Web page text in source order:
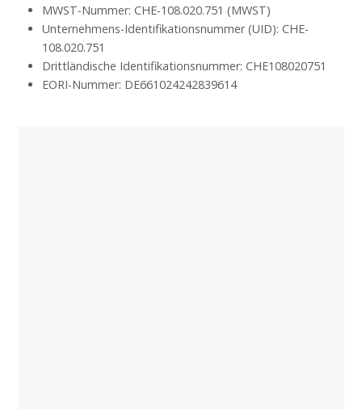
MWST-Nummer: CHE-108.020.751 (MWST)
Unternehmens-Identifikationsnummer (UID): CHE-
108.020.751
Drittländische Identifikationsnummer: CHE108020751
EORI-Nummer: DE661024242839614